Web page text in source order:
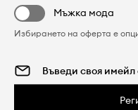
Мъжка мода
Избирането на оферта е